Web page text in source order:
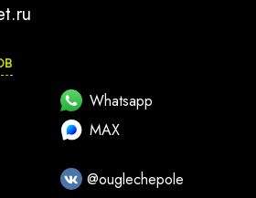
Whatsapp
MAX
@ouglechepole